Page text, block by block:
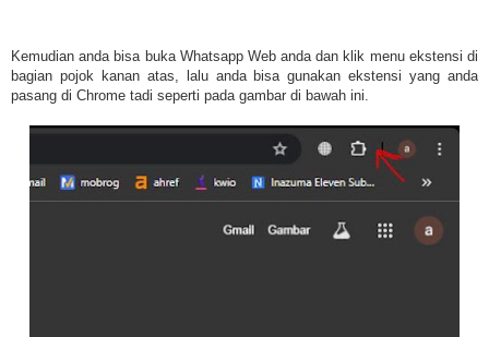
Kemudian anda bisa buka Whatsapp Web anda dan klik menu ekstensi di
bagian pojok kanan atas, lalu anda bisa gunakan ekstensi yang anda
pasang di Chrome tadi seperti pada gambar di bawah ini.